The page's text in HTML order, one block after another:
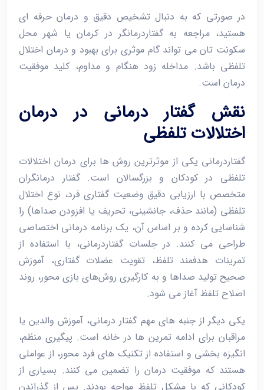
در صورتی که به دنبال تشخیص دقیق و درمان حرفه‌ ای
هستید، مراجعه به گفتاردرمانگر در کرمان یا شهر محل
سکونت ‌تان می‌ تواند گام موثری برای بهبود و درمان اختلال
تلفظی باشد. مداخله زود هنگام و مداوم، کلید موفقیت
درمان است.
نقش گفتار درمانی در درمان
اختلالات تلفظی
گفتاردرمانی یکی از موثرترین روش ‌ها برای درمان اختلالات
تلفظی در کودکان و بزرگسالان است. گفتار درمانگران
متخصص با ارزیابی دقیق وضعیت گفتاری فرد، نوع اختلال
تلفظی (مانند حذف، جانشینی، تحریف یا افزودن صداها) را
شناسایی کرده و بر اساس آن، یک برنامه درمانی اختصاصی
طراحی می ‌کنند. در جلسات گفتاردرمانی، با استفاده از
تمرینات هدفمند تلفظ، تقویت عضلات گفتاری، آموزش
صحیح تولید صداها و به ‌کارگیری روش‌های بازی ‌محور، روند
اصلاح تلفظ آغاز می ‌شود.
یکی دیگر از جنبه‌ های مهم گفتار درمانی، آموزش والدین یا
مراقبان برای ادامه تمرین ‌ها در خانه است. پیگیری منظم،
انگیزه ‌بخشی و استفاده از تکنیک ‌های فرد محور، از عواملی
هستند که موفقیت درمان را تضمین می‌ کنند. بسیاری از
کودکانی که با مشکل تلفظ مواجه بودند. پس از گذراندن